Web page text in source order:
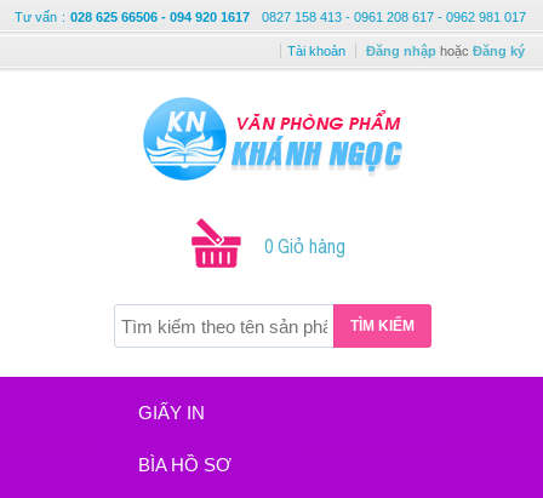
Tư vấn : 028 625 66506 - 094 920 1617 0827 158 413 - 0961 208 617 - 0962 981 017
Tài khoản Đăng nhập hoặc Đăng ký
0 Giỏ hàng
TÌM KIẾM
GIẤY IN
BÌA HỒ SƠ